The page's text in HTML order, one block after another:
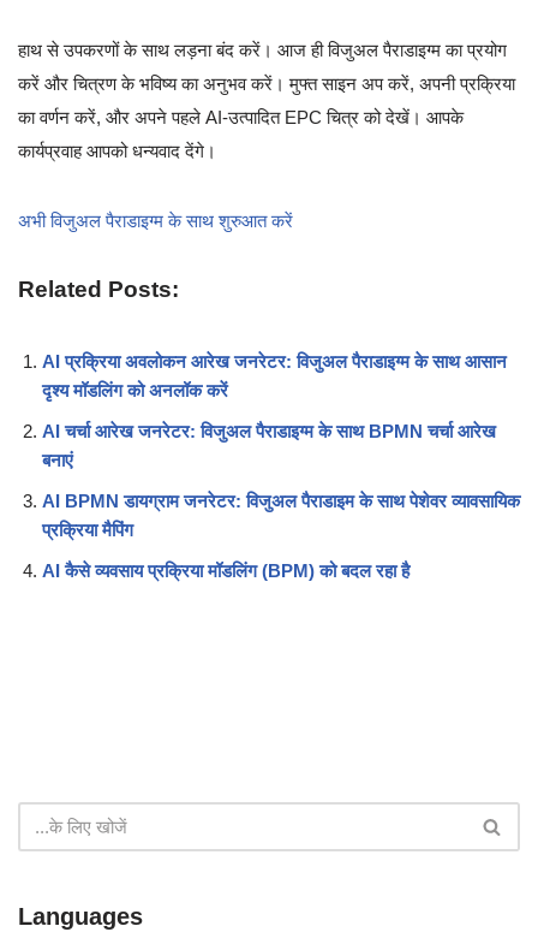
हाथ से उपकरणों के साथ लड़ना बंद करें। आज ही विजुअल पैराडाइग्म का प्रयोग
करें और चित्रण के भविष्य का अनुभव करें। मुफ्त साइन अप करें, अपनी प्रक्रिया
का वर्णन करें, और अपने पहले AI-उत्पादित EPC चित्र को देखें। आपके
कार्यप्रवाह आपको धन्यवाद देंगे।
अभी विजुअल पैराडाइग्म के साथ शुरुआत करें
Related Posts:
AI प्रक्रिया अवलोकन आरेख जनरेटर: विजुअल पैराडाइग्म के साथ आसान
दृश्य मॉडलिंग को अनलॉक करें
AI चर्चा आरेख जनरेटर: विजुअल पैराडाइग्म के साथ BPMN चर्चा आरेख
बनाएं
AI BPMN डायग्राम जनरेटर: विजुअल पैराडाइम के साथ पेशेवर व्यावसायिक
प्रक्रिया मैपिंग
AI कैसे व्यवसाय प्रक्रिया मॉडलिंग (BPM) को बदल रहा है
Languages